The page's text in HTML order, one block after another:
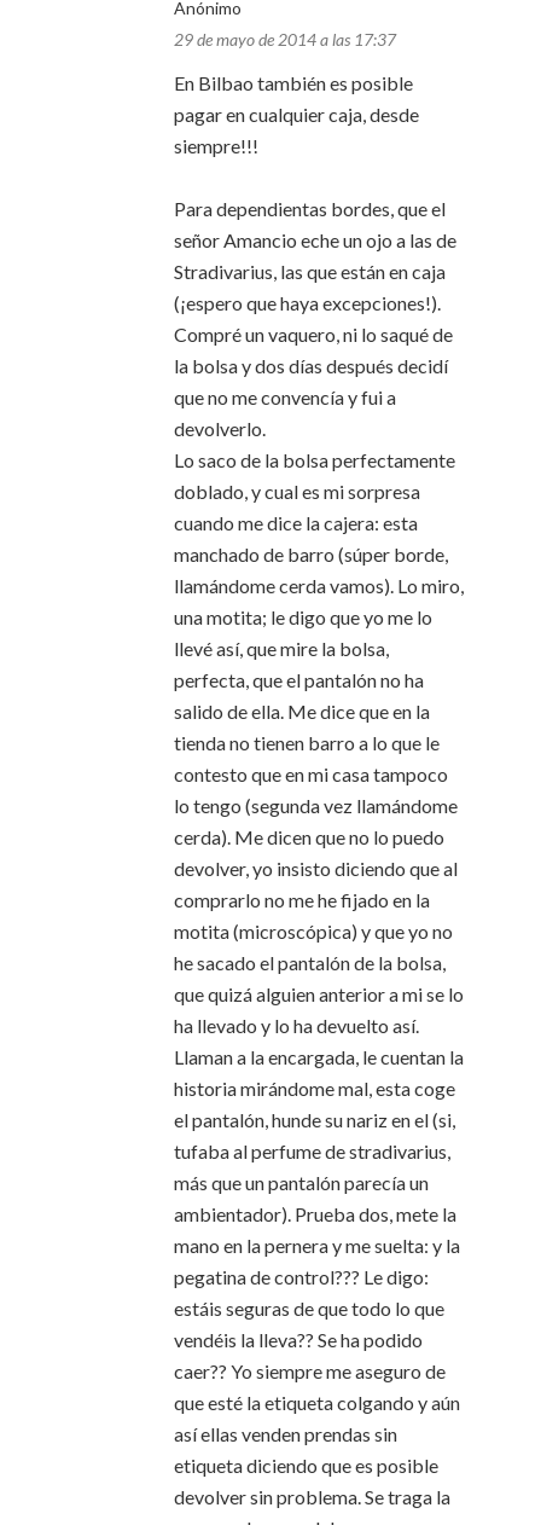
Anónimo
29 de mayo de 2014 a las 17:37
En Bilbao también es posible
pagar en cualquier caja, desde
siempre!!!
Para dependientas bordes, que el
señor Amancio eche un ojo a las de
Stradivarius, las que están en caja
(¡espero que haya excepciones!).
Compré un vaquero, ni lo saqué de
la bolsa y dos días después decidí
que no me convencía y fui a
devolverlo.
Lo saco de la bolsa perfectamente
doblado, y cual es mi sorpresa
cuando me dice la cajera: esta
manchado de barro (súper borde,
llamándome cerda vamos). Lo miro,
una motita; le digo que yo me lo
llevé así, que mire la bolsa,
perfecta, que el pantalón no ha
salido de ella. Me dice que en la
tienda no tienen barro a lo que le
contesto que en mi casa tampoco
lo tengo (segunda vez llamándome
cerda). Me dicen que no lo puedo
devolver, yo insisto diciendo que al
comprarlo no me he fijado en la
motita (microscópica) y que yo no
he sacado el pantalón de la bolsa,
que quizá alguien anterior a mi se lo
ha llevado y lo ha devuelto así.
Llaman a la encargada, le cuentan la
historia mirándome mal, esta coge
el pantalón, hunde su nariz en el (si,
tufaba al perfume de stradivarius,
más que un pantalón parecía un
ambientador). Prueba dos, mete la
mano en la pernera y me suelta: y la
pegatina de control??? Le digo:
estáis seguras de que todo lo que
vendéis la lleva?? Se ha podido
caer?? Yo siempre me aseguro de
que esté la etiqueta colgando y aún
así ellas venden prendas sin
etiqueta diciendo que es posible
devolver sin problema. Se traga la